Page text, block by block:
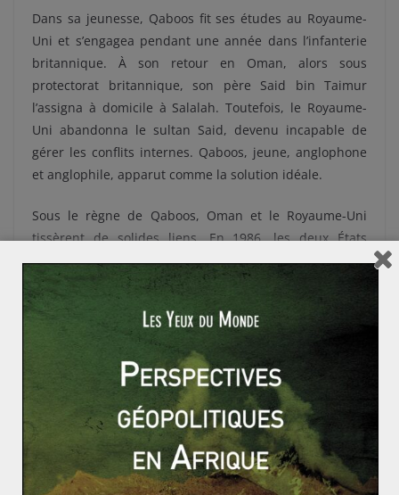
Dans sa jeunesse, Qaboos fit ses études au Royaume-
Uni et s’engagea pendant une année dans l’infanterie
britannique. À son retour en Oman, alors sous
protectorat britannique, son père Said bin Taimur
l’assigna à domicile à Salalah. Toutefois, le Royaume-
Uni abandonna le sultan Said, devenu incapable de
gérer les conflits internes. Qaboos, jeune, anglophone
et anglophile, apparut comme la solution idéale.
Sous le règne de Qaboos, Oman et le Royaume-Uni
tissèrent de solides liens. En 1986, les deux États
organisèrent un exercice militaire conjoint, leSaif
Sareea
. Il s’agit du plus grand déploiement militaire
britannique depuis la crise de Suez, trente ans
auparavant. Diplomatiquement, le Royaume-Uni
dispose toujours d’une bonne influence à Oman. En
2014, Qaboos dut se rendre en Allemagne pour se faire
soigner, alimentant les inquiétudes concernant sa
succession. Un envoyé spécial britannique fut
missionné à Mascate pour s’assurer que la transition se
fasse en douceur si Qaboos ne revenait pas.
Aujourd’hui, les relations entre les deux États sont